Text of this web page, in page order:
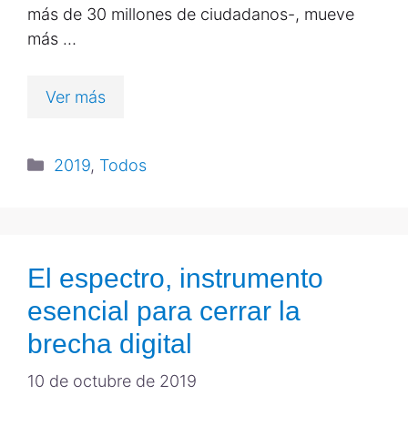
más de 30 millones de ciudadanos-, mueve
más …
Ver más
2019, Todos
El espectro, instrumento
esencial para cerrar la
brecha digital
10 de octubre de 2019